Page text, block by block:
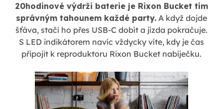
20hodinové výdrži baterie je Rixon Bucket tím
správným tahounem každé party. A když dojde
šťáva, stačí ho přes USB-C dobít a jízda pokračuje.
S LED indikátorem navíc vždycky víte, kdy je čas
připojit k reproduktoru Rixon Bucket nabíječku.